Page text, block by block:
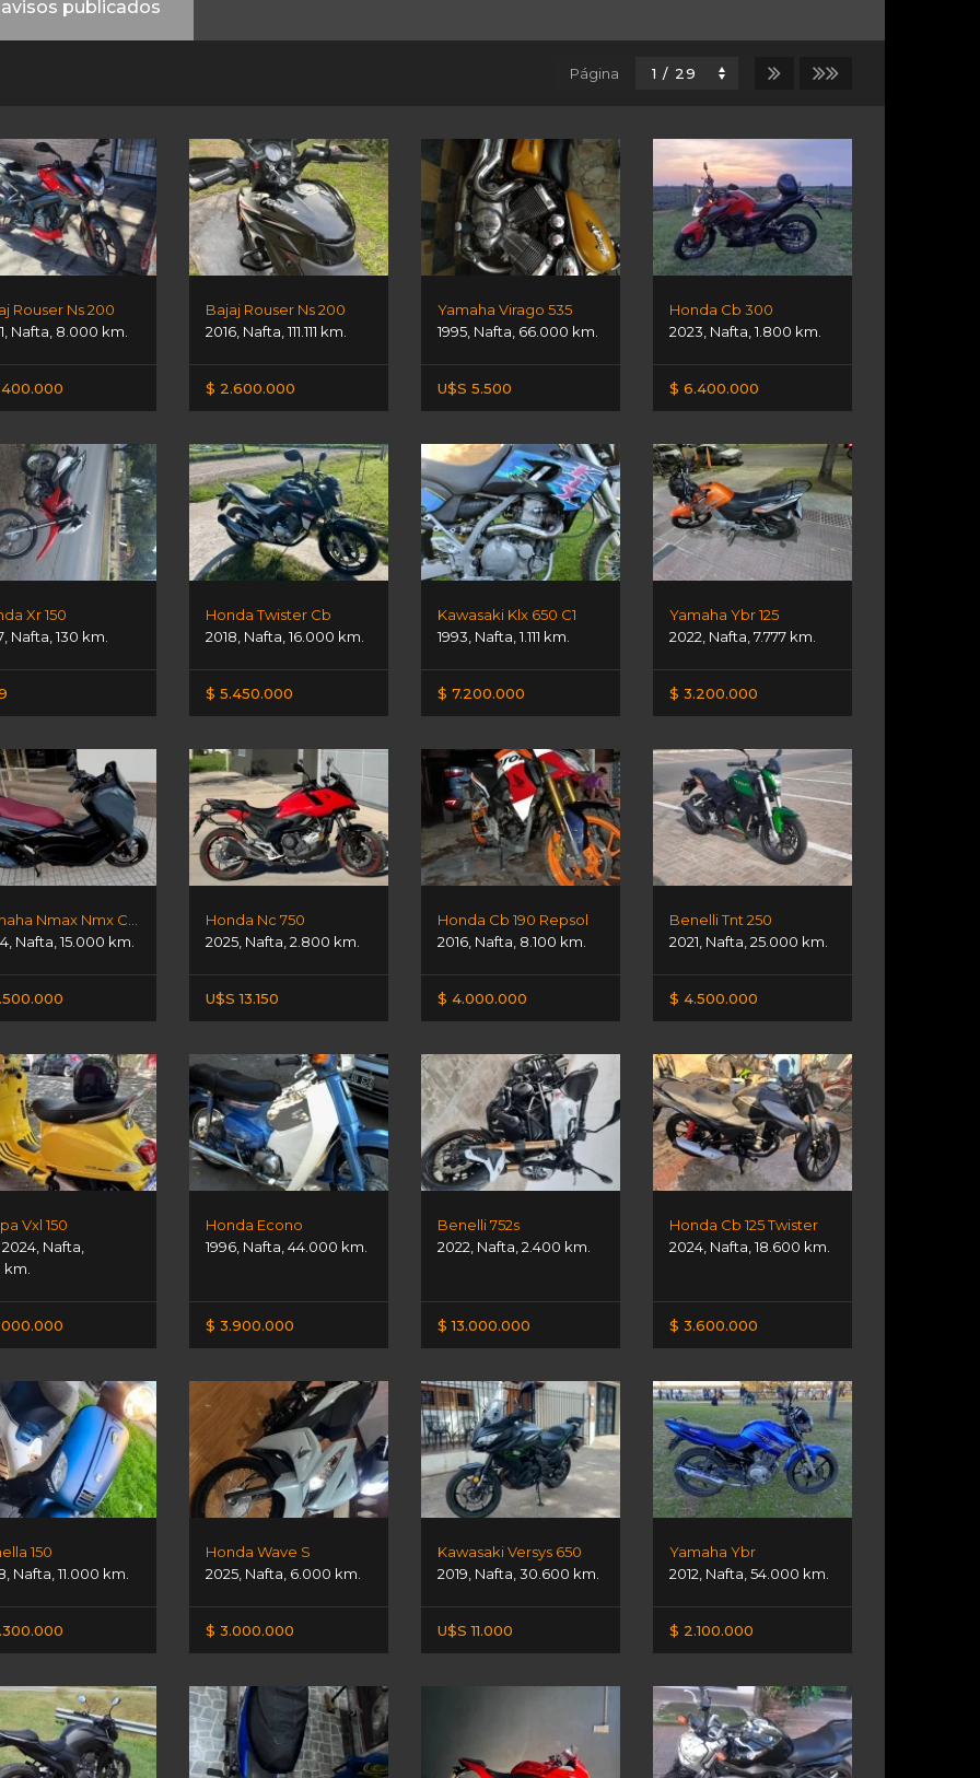
publicados
Página
Rouser Ns 200
Nafta 8.000 km.
Bajaj Rouser Ns 200
2016 Nafta ,111.111 km.
$ 2.600.000
Yamaha Virago 535
1995 Nafta 66.000 km.
U$S 5.500
Honda Cb 300
2023 Nafta ,1.800 km.
$ 6.400.000
Xr 150
, Nafta 130 km.
Honda Twister Cb
2018 Nafta ,16.000 km.
$ 5.450.000
Kawasaki Klx 650 C1
1993 Nafta ,1.111 km.
$ 7.200.000
Yamaha Ybr 125
2022 Nafta ,7.777 km.
$ 3.200.000
, Nafta 15.000 km.
Honda Nc 750
2025 Nafta ,2.800 km.
U$S 13.150
Honda Cb 190 Repsol
2016 Nafta 8.100 km.
$ 4.000.000
Benelli Tnt 250
2021 Nafta ,25.000 km.
$ 4.500.000
Vxl 150
2024, Nafta
Honda Econo
1996 Nafta ,44.000 km.
$ 3.900.000
Benelli 752s
2022 Nafta ,2.400 km.
$ 13.000.000
Honda Cb 125 Twister
2024 Nafta ,18.600 km.
$ 3.600.000
150
Nafta 11.000 km.
Honda Wave S
2025 Nafta 6.000 km.
$ 3.000.000
Kawasaki Versys 650
2019 Nafta ,30.600 km.
U$S 11.000
Yamaha Ybr
2012 Nafta ,54.000 km.
$ 2.100.000